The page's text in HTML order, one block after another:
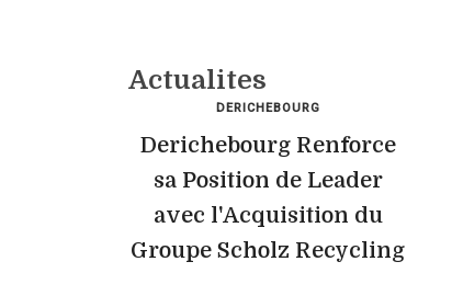
Actualites
DERICHEBOURG
Derichebourg Renforce
sa Position de Leader
avec l'Acquisition du
Groupe Scholz Recycling